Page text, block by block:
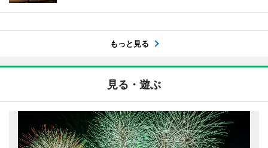
もっと見る
見る・遊ぶ